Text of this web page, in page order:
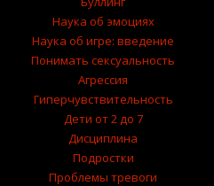
Наука об эмоциях
Наука об игре: введение
Понимать сексуальность
Агрессия
Гиперчувствительность
Дети от 2 до 7
Дисциплина
Подростки
Проблемы тревоги